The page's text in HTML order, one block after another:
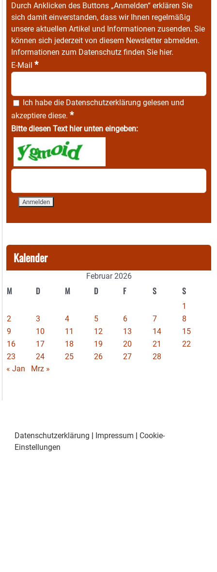
Durch Anklicken des Buttons „Anmelden“ erklären Sie
sich damit einverstanden, dass wir Ihnen regelmäßig
unsere aktuellen Artikel und Informationen zusenden. Sie
können sich jederzeit von diesem Newsletter abmelden.
Informationen zum Datenschutz finden Sie hier.
E-Mail *
Ich habe die Datenschutzerklärung gelesen und
akzeptiere diese. *
Bitte diesen Text hier unten eingeben:
Kalender
Februar 2026
M D M D F S S
1
2
3 4 5 6 7
8
9
10 11 12 13 14
15
16
17 18 19 20 21
22
23
24 25 26 27
28
« Jan
Mrz »
Datenschutzerklärung | Impressum | Cookie-
Einstellungen